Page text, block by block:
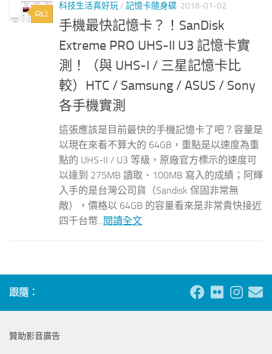
2
科技生活真好玩/ 記憶卡隨身碟 2018-01-02
手機最快記憶卡？！SanDisk
Extreme PRO UHS-II U3 記憶卡實
測！（與 UHS-I / 三星記憶卡比
較）HTC / Samsung / ASUS / Sony
各手機實測
這張應該是目前最快的手機記憶卡了吧？容量是
以現在來看不算大的 64GB，重點是以速度為重
點的 UHS-II / U3 等級，原廠官方標示的速度可
以達到 275MB 讀取、100MB 寫入的成績；阿輝
入手的是台灣公司貨（Sandisk 保固非常無
敵），價格以 64GB 的容量看來是非常貴快接近
四千台幣...閱讀全文
跟隨：
贊助影音廣告